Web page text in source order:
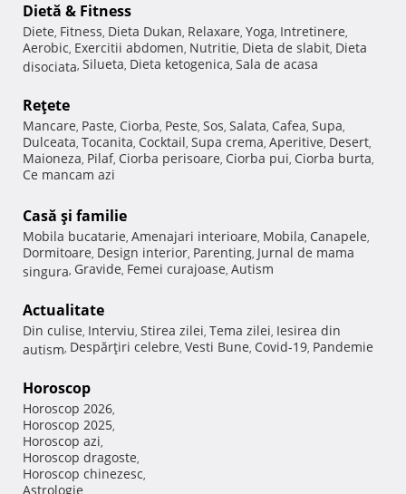
Dietă & Fitness
Diete, Fitness, Dieta Dukan, Relaxare, Yoga, Intretinere,
Aerobic, Exercitii abdomen, Nutritie, Dieta de slabit, Dieta
disociata, Silueta, Dieta ketogenica, Sala de acasa
Reţete
Mancare, Paste, Ciorba, Peste, Sos, Salata, Cafea, Supa,
Dulceata, Tocanita, Cocktail, Supa crema, Aperitive, Desert,
Maioneza, Pilaf, Ciorba perisoare, Ciorba pui, Ciorba burta,
Ce mancam azi
Casă şi familie
Mobila bucatarie, Amenajari interioare, Mobila, Canapele,
Dormitoare, Design interior, Parenting, Jurnal de mama
singura, Gravide, Femei curajoase, Autism
Actualitate
Din culise, Interviu, Stirea zilei, Tema zilei, Iesirea din
autism, Despărţiri celebre, Vesti Bune, Covid-19, Pandemie
Horoscop
Horoscop 2026,
Horoscop 2025,
Horoscop azi,
Horoscop dragoste,
Horoscop chinezesc,
Astrologie